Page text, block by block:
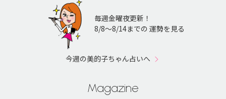
毎週金曜夜更新！
8/8〜8/14までの 運勢を見る
今週の美的子ちゃん占いへ
Magazine